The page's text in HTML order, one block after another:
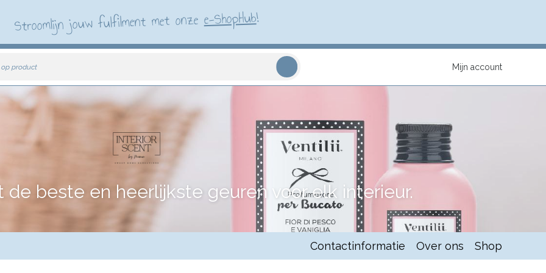
Stroomlijn jouw fulfilment met onzee-ShopHub!
op product Mijn account
de beste en heerlijkste geuren voor elk interieur.
Contactinformatie Over ons Shop